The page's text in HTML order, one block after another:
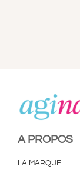
A PROPOS
LA MARQUE